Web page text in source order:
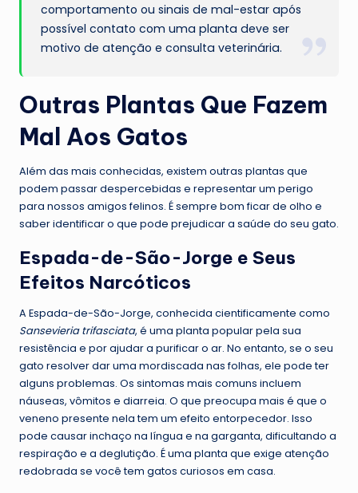
comportamento ou sinais de mal-estar após
possível contato com uma planta deve ser
motivo de atenção e consulta veterinária.
Outras Plantas Que Fazem
Mal Aos Gatos
Além das mais conhecidas, existem outras plantas que
podem passar despercebidas e representar um perigo
para nossos amigos felinos. É sempre bom ficar de olho e
saber identificar o que pode prejudicar a saúde do seu gato.
Espada-de-São-Jorge e Seus
Efeitos Narcóticos
A Espada-de-São-Jorge, conhecida cientificamente como
Sansevieria trifasciata, é uma planta popular pela sua
resistência e por ajudar a purificar o ar. No entanto, se o seu
gato resolver dar uma mordiscada nas folhas, ele pode ter
alguns problemas. Os sintomas mais comuns incluem
náuseas, vômitos e diarreia. O que preocupa mais é que o
veneno presente nela tem um efeito entorpecedor. Isso
pode causar inchaço na língua e na garganta, dificultando a
respiração e a deglutição. É uma planta que exige atenção
redobrada se você tem gatos curiosos em casa.